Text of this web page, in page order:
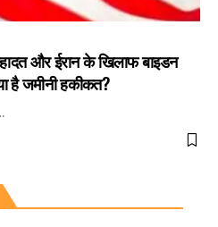
और ईरान के खिलाफ बाइडन
है जमीनी हकीकत?